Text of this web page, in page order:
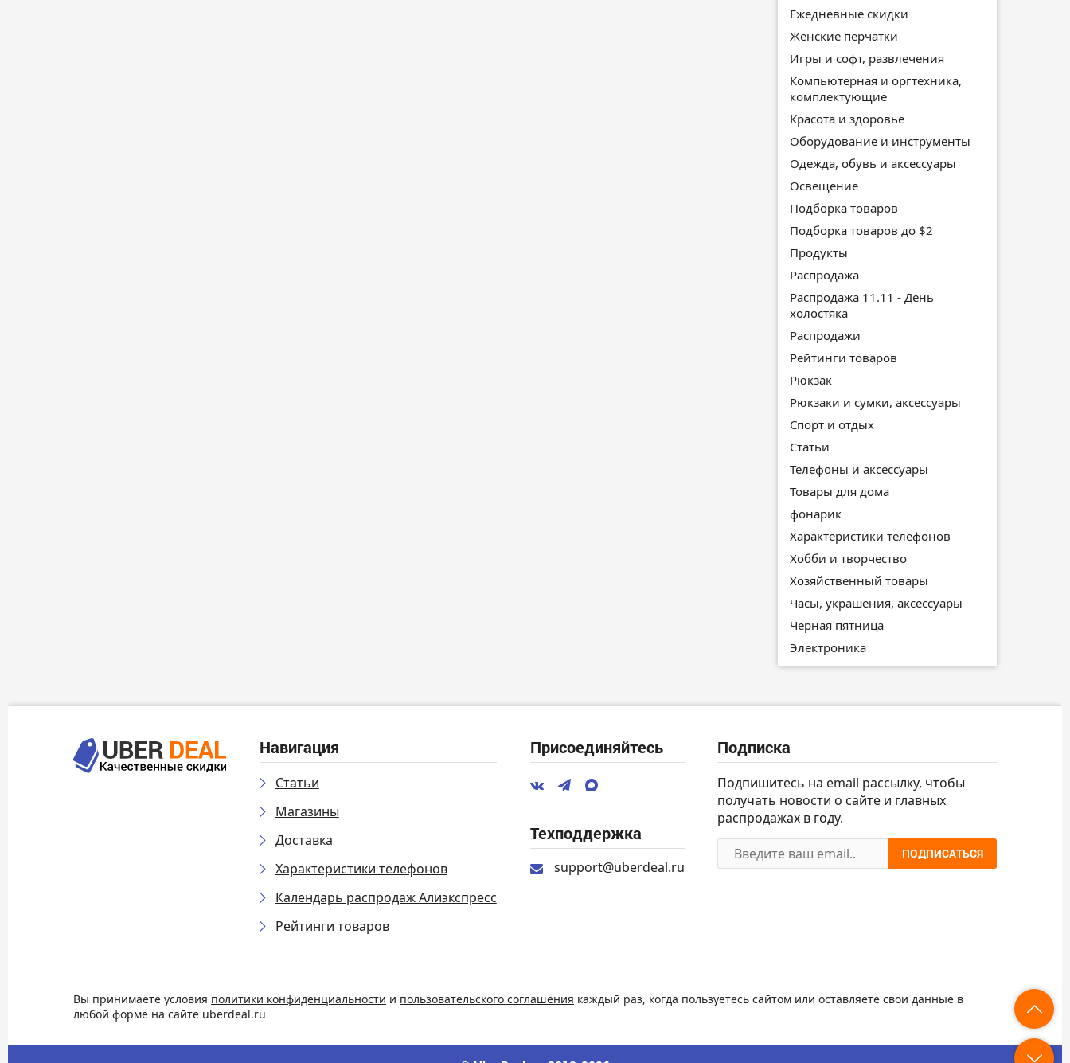
Ежедневные скидки
Женские перчатки
Игры и софт, развлечения
Компьютерная и оргтехника,
комплектующие
Красота и здоровье
Оборудование и инструменты
Одежда, обувь и аксессуары
Освещение
Подборка товаров
Подборка товаров до $2
Продукты
Распродажа
Распродажа 11.11 - День
холостяка
Распродажи
Рейтинги товаров
Рюкзак
Рюкзаки и сумки, аксессуары
Спорт и отдых
Статьи
Телефоны и аксессуары
Товары для дома
фонарик
Характеристики телефонов
Хобби и творчество
Хозяйственный товары
Часы, украшения, аксессуары
Черная пятница
Электроника
Навигация
Статьи
Магазины
Доставка
Характеристики телефонов
Календарь распродаж Алиэкспресс
Рейтинги товаров
Присоединяйтесь
Техподдержка
support@uberdeal.ru
Подписка
Подпишитесь на email рассылку, чтобы
получать новости о сайте и главных
распродажах в году.
ПОДПИСАТЬСЯ
Вы принимаете условия политики конфиденциальности и пользовательского соглашения каждый раз, когда пользуетесь сайтом или оставляете свои данные в
любой форме на сайте uberdeal.ru